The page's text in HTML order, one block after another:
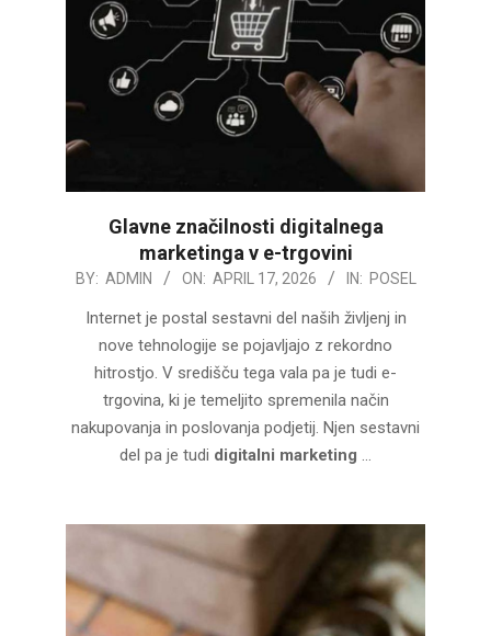
Glavne značilnosti digitalnega
marketinga v e-trgovini
2026-
BY: ADMIN ON: APRIL 17, 2026 IN: POSEL
Internet je postal sestavni del naših življenj in
nove tehnologije se pojavljajo z rekordno
hitrostjo. V središču tega vala pa je tudi e-
trgovina, ki je temeljito spremenila način
nakupovanja in poslovanja podjetij. Njen sestavni
del pa je tudi digitalni marketing …